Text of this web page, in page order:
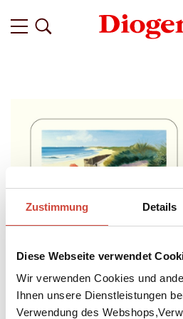
Zustimmung Details
Diese Webseite verwendet
Wir verwenden Cookies und
Ihnen unsere Dienstleistungen
Verwendung des